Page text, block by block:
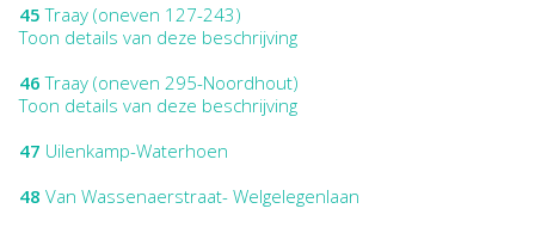
45 Traay (oneven 127-243)
Toon details van deze beschrijving
46 Traay (oneven 295-Noordhout)
Toon details van deze beschrijving
47 Uilenkamp-Waterhoen
48 Van Wassenaerstraat- Welgelegenlaan